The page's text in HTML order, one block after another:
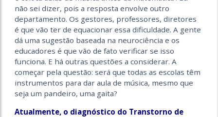
não sei dizer, pois a resposta envolve outro
departamento. Os gestores, professores, diretores
é que vão ter de equacionar essa dificuldade. A gente
dá uma sugestão baseada na neurociência e os
educadores é que vão de fato verificar se isso
funciona. E há outras questões a considerar. A
começar pela questão: será que todas as escolas têm
instrumentos para dar aula de música, mesmo que
seja um pandeiro, uma gaita?
Atualmente, o diagnóstico do Transtorno de